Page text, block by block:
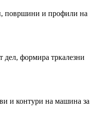
површини и профили на
дел, формира тркалезни
и контури на машина за